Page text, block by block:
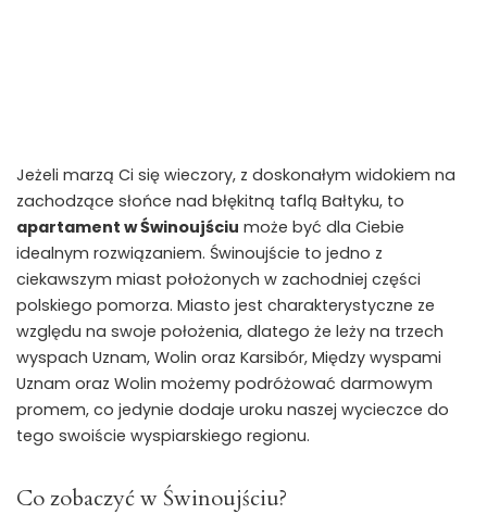
Jeżeli marzą Ci się wieczory, z doskonałym widokiem na
zachodzące słońce nad błękitną taflą Bałtyku, to
apartament w Świnoujściu może być dla Ciebie
idealnym rozwiązaniem. Świnoujście to jedno z
ciekawszym miast położonych w zachodniej części
polskiego pomorza. Miasto jest charakterystyczne ze
względu na swoje położenia, dlatego że leży na trzech
wyspach Uznam, Wolin oraz Karsibór, Między wyspami
Uznam oraz Wolin możemy podróżować darmowym
promem, co jedynie dodaje uroku naszej wycieczce do
tego swoiście wyspiarskiego regionu.
Co zobaczyć w Świnoujściu?